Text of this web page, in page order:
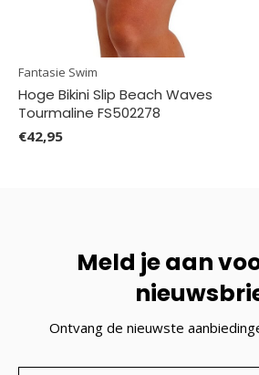
Fantasie Swim
Hoge Bikini Slip Beach Waves
Tourmaline FS502278
€42,95
Meld je aan
Ontvang de nieuwste